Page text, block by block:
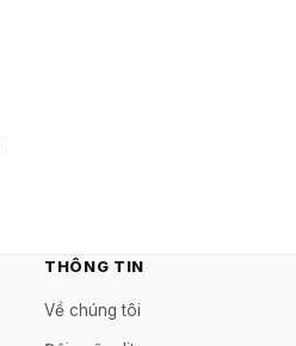
THÔNG TIN
Về chúng tôi